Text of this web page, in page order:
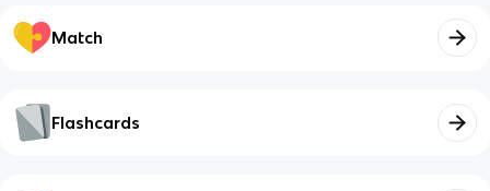
Match
Flashcards